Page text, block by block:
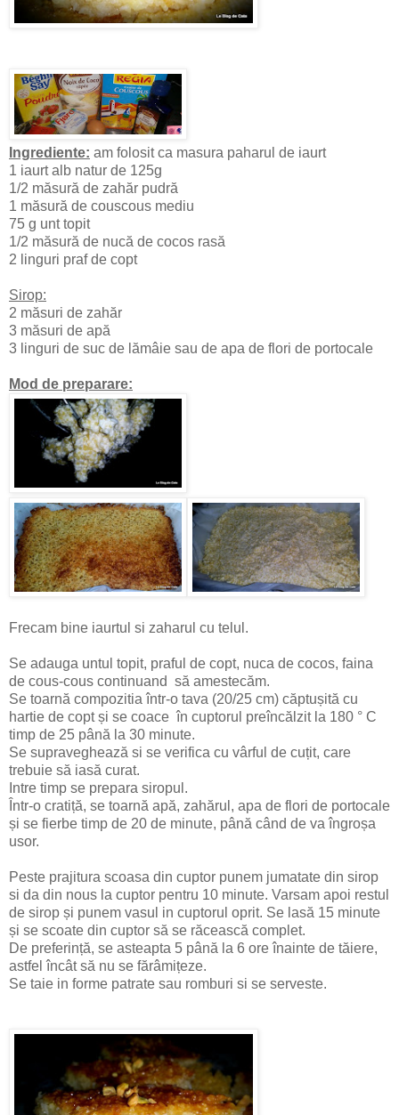
Ingrediente: am folosit ca masura paharul de iaurt
1 iaurt alb natur de 125g
1/2 măsură de zahăr pudră
1 măsură de couscous mediu
75 g unt topit
1/2 măsură de nucă de cocos rasă
2 linguri praf de copt
Sirop:
2 măsuri de zahăr
3 măsuri de apă
3 linguri de suc de lămâie sau de apa de flori de portocale
Mod de preparare:
Frecam bine iaurtul si zaharul cu telul.
Se adauga untul topit, praful de copt, nuca de cocos, faina
de cous-cous continuand să amestecăm.
Se toarnă compozitia într-o tava (20/25 cm) căptușită cu
hartie de copt și se coace în cuptorul preîncălzit la 180 ° C
timp de 25 până la 30 minute.
Se supraveghează si se verifica cu vârful de cuțit, care
trebuie să iasă curat.
Intre timp se prepara siropul.
Într-o cratiță, se toarnă apă, zahărul, apa de flori de portocale
și se fierbe timp de 20 de minute, până când de va îngroșa
usor.
Peste prajitura scoasa din cuptor punem jumatate din sirop
si da din nous la cuptor pentru 10 minute. Varsam apoi restul
de sirop și punem vasul in cuptorul oprit. Se lasă 15 minute
și se scoate din cuptor să se răcească complet.
De preferință, se asteapta 5 până la 6 ore înainte de tăiere,
astfel încât să nu se fărâmițeze.
Se taie in forme patrate sau romburi si se serveste.